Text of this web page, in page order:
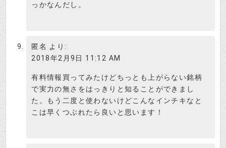
株式投資インベスターのクチコミ
投資はじめ
今はやってないみたいだけど、このサイトが出来
たばかりの頃は無料会員登録すると無料銘柄情報
がもらえたので登録した。結果?もちろん全然だめ
っかなんだし。
匿名 より:
2018年2月9日 11:12 AM
有料情報買ってみたけどちっとも上がらない銘柄
で実力の無さをはっきりと知ることができまし
た。もう二度と使わないけどこんなインチキなと
こは早くつぶれたら良いと思います！